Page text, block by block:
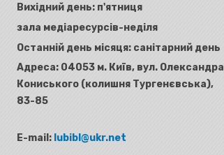
Вихідний день: п'ятниця
зала медіаресурсів-неділя
Останній день місяця: санітарний день
Адреса:04053 м. Київ, вул. Олександра
Кониського (колишня Тургенєвська),
83-85
E-mail: lubibl@ukr.net